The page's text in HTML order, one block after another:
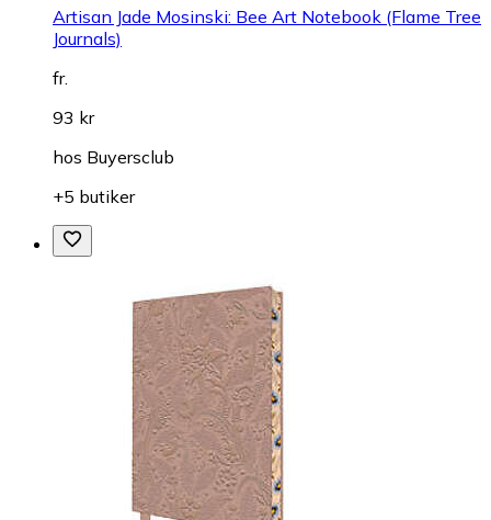
Artisan Jade Mosinski: Bee Art Notebook (Flame Tree
Journals)
fr.
93 kr
hos Buyersclub
+5 butiker